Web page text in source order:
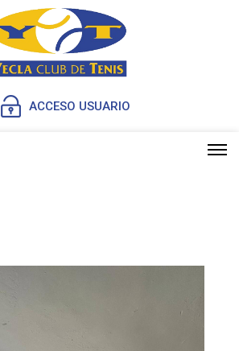
ACCESO USUARIO